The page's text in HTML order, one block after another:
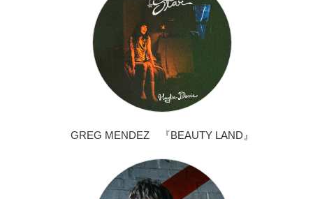
GREG MENDEZ 『BEAUTY LAND』